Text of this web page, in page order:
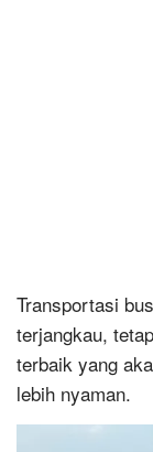
Transportasi
terjangkau,
terbaik yang
lebih nyaman.